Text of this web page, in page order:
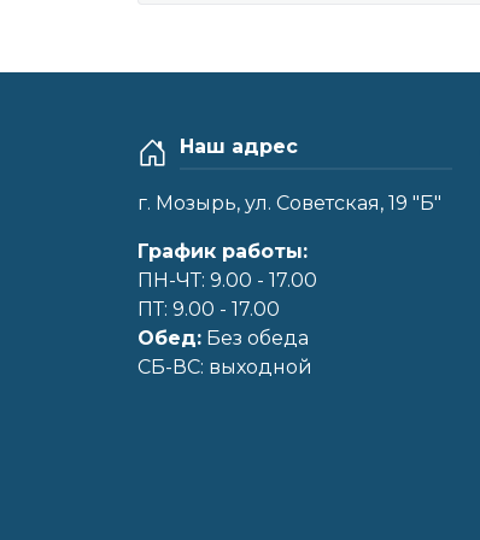
Наш адрес
г. Мозырь, ул. Советская, 19 "Б"
График работы:
ПН-ЧТ: 9.00 - 17.00
ПТ: 9.00 - 17.00
Обед: Без обеда
CБ-ВС: выходной